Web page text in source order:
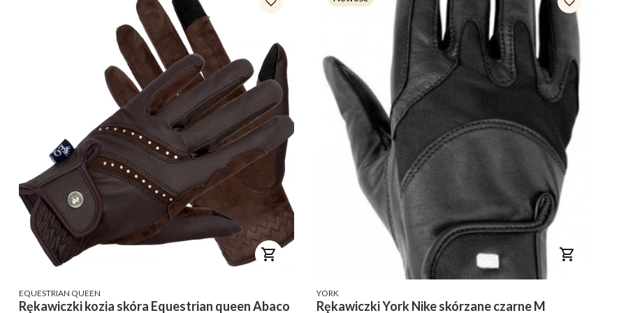
PRODUCENT
EQUESTRIAN QUEEN
Rękawiczki kozia skóra Equestrian queen Abaco
PRODUCENT
YORK
Rękawiczki York Nike skórzane czarne M